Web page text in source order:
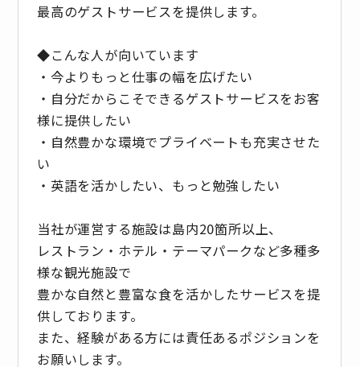
最高のゲストサービスを提供します。
◆こんな人が向いています
・今よりもっと仕事の幅を広げたい
・自分だからこそできるゲストサービスをお客
様に提供したい
・自然豊かな環境でプライベートも充実させた
い
・英語を活かしたい、もっと勉強したい
当社が運営する施設は島内20箇所以上、
レストラン・ホテル・テーマパークなど多種多
様な観光施設で
豊かな自然と豊富な食を活かしたサービスを提
供しております。
また、経験がある方には責任あるポジションを
お願いします。